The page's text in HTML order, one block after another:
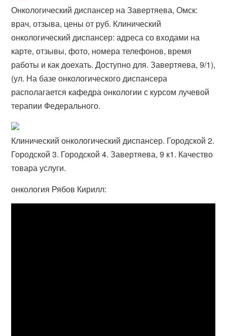
Онкологический диспансер на Завертяева, Омск:
врач, отзыва, цены от руб. Клинический
онкологический диспансер: адреса со входами на
карте, отзывы, фото, номера телефонов, время
работы и как доехать. Доступно для. Завертяева, 9/1),
(ул. На базе онкологического диспансера
располагается кафедра онкологии с курсом лучевой
терапии Федерального​.
Клинический онкологический диспансер. Городской 2.
Городской 3. Городской 4. Завертяева, 9 к1. Качество
товара услуги.
онкология Рябов Кирилл: